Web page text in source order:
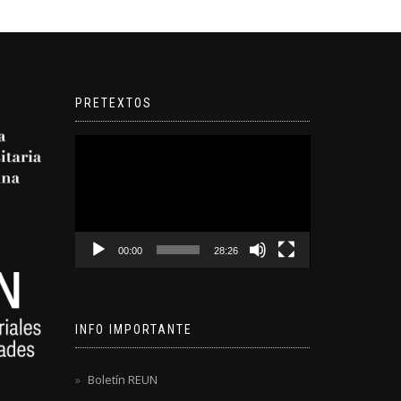
PRETEXTOS
00:00 28:26
INFO IMPORTANTE
Boletín REUN